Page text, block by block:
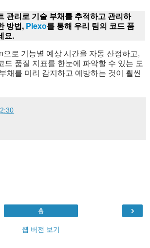
관리로 기술 부채를 추적하고 관리하
방법, Plexo를 통해 우리 팀의 코드 품
요.
로 기능별 예상 시간을 자동 산정하고,
드 품질 지표를 한눈에 파악할 수 있는 도
채를 미리 감지하고 예방하는 것이 훨씬
›
홈
웹 버전 보기